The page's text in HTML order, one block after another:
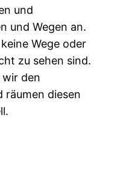
und
und Wegen an.
Wege oder
zu sehen sind.
wir den
räumen diesen